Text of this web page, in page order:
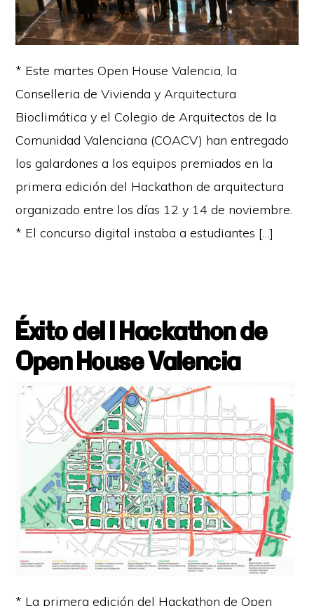
* Este martes Open House Valencia, la
Conselleria de Vivienda y Arquitectura
Bioclimática y el Colegio de Arquitectos de la
Comunidad Valenciana (COACV) han entregado
los galardones a los equipos premiados en la
primera edición del Hackathon de arquitectura
organizado entre los días 12 y 14 de noviembre.
* El concurso digital instaba a estudiantes […]
Éxito del I Hackathon de
Open House Valencia
* La primera edición del Hackathon de Open